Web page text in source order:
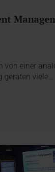
von einer
viele…